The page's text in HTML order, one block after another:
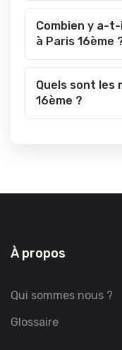
Combien y a-
à Paris 16ème
Quels sont les
16ème ?
À propos
Qui sommes nous ?
Glossaire